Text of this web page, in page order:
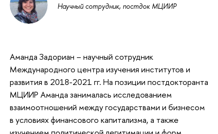
Научный сотрудник, постдок МЦИИР
Аманда Задориан – научный сотрудник
Международного центра изучения институтов и
развития в 2018-2021 гг. На позиции постдокторанта
МЦИИР Аманда занималась исследованием
взаимоотношений между государствами и бизнесом
в условиях финансового капитализма, а также